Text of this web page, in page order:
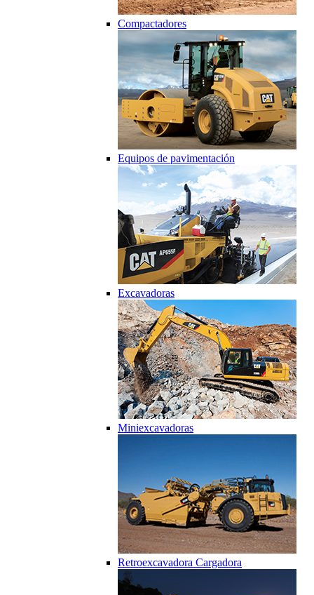
Compactadores
Equipos de pavimentación
Excavadoras
Miniexcavadoras
Retroexcavadora Cargadora